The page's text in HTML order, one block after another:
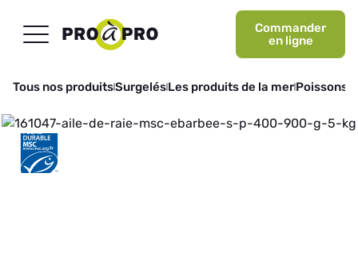
Commander
en ligne
Tous nos produitsSurgelésLes produits de la merPoissons